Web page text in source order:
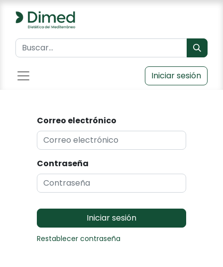
Iniciar sesión
Correo electrónico
Contraseña
Iniciar sesión
Restablecer contraseña